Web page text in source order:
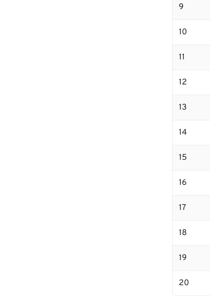
9
10
11
12
13
14
15
16
17
18
19
20